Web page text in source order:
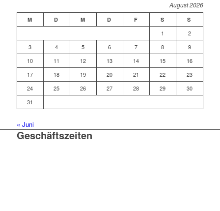
August 2026
M D M D F S S
1
2
3
4 5 6 7 8
9
10
11 12 13 14 15
16
17
18 19 20 21 22
23
24
25 26 27 28 29
30
31
« Juni
Geschäftszeiten